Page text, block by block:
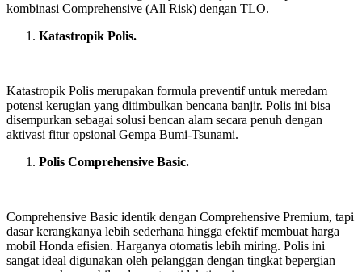
kombinasi Comprehensive (All Risk) dengan TLO.
Katastropik Polis.
Katastropik Polis merupakan formula preventif untuk meredam
potensi kerugian yang ditimbulkan bencana banjir. Polis ini bisa
disempurkan sebagai solusi bencan alam secara penuh dengan
aktivasi fitur opsional Gempa Bumi-Tsunami.
Polis Comprehensive Basic.
Comprehensive Basic identik dengan Comprehensive Premium, tapi
dasar kerangkanya lebih sederhana hingga efektif membuat harga
mobil Honda efisien. Harganya otomatis lebih miring. Polis ini
sangat ideal digunakan oleh pelanggan dengan tingkat bepergian